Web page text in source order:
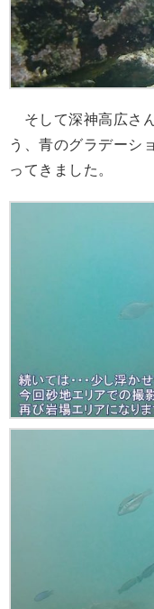
そして深神高広さ
う、青のグラデーシ
ってきました。